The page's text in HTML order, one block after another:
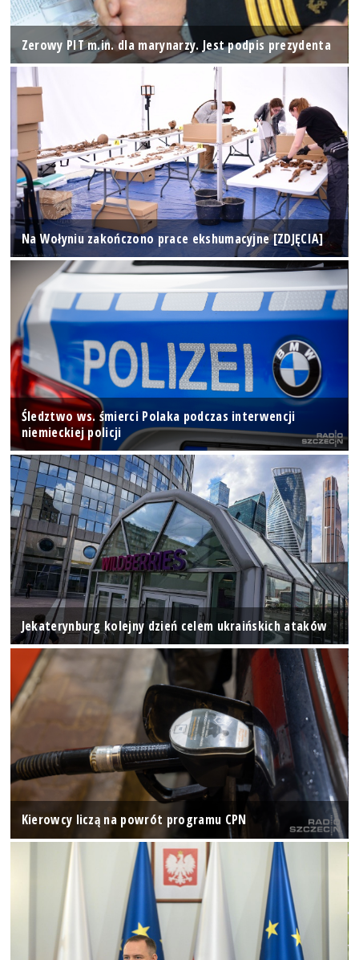
Zerowy PIT m.in. dla marynarzy. Jest podpis prezydenta
Na Wołyniu zakończono prace ekshumacyjne [ZDJĘCIA]
Śledztwo ws. śmierci Polaka podczas interwencji
niemieckiej policji
Jekaterynburg kolejny dzień celem ukraińskich ataków
Kierowcy liczą na powrót programu CPN